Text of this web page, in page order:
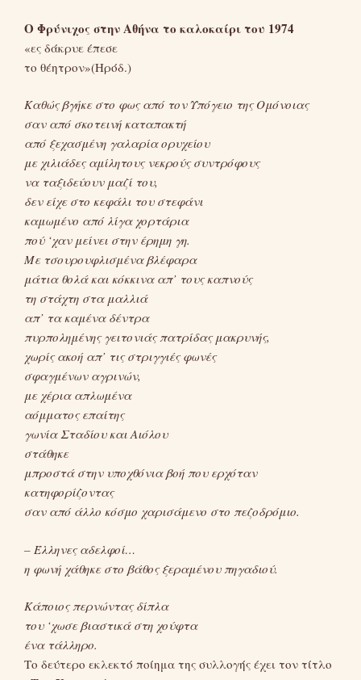
Ο Φρύνιχος στην Αθήνα το καλοκαίρι του 1974
«ες δάκρυε έπεσε
το θέητρον»(Ηρόδ.)
Καθώς βγήκε στο φως από τον Υπόγειο της Ομόνοιας
σαν από σκοτεινή καταπακτή
από ξεχασμένη γαλαρία ορυχείου
με χιλιάδες αμίλητους νεκρούς συντρόφους
να ταξιδεύουν μαζί του,
δεν είχε στο κεφάλι του στεφάνι
καμωμένο από λίγα χορτάρια
πού ‘χαν μείνει στην έρημη γη.
Με τσουρουφλισμένα βλέφαρα
μάτια θολά και κόκκινα απ’ τους καπνούς
τη στάχτη στα μαλλιά
απ’ τα καμένα δέντρα
πυρπολημένης γειτονιάς πατρίδας μακρυνής,
χωρίς ακοή απ’ τις στριγγιές φωνές
σφαγμένων αγρινών,
με χέρια απλωμένα
αόμματος επαίτης
γωνία Σταδίου και Αιόλου
στάθηκε
μπροστά στην υποχθόνια βοή που ερχόταν
κατηφορίζοντας
σαν από άλλο κόσμο χαρισάμενο στο πεζοδρόμιο.
– Έλληνες αδελφοί…
η φωνή χάθηκε στο βάθος ξεραμένου πηγαδιού.
Κάποιος περνώντας δίπλα
του ‘χωσε βιαστικά στη χούφτα
ένα τάλληρο.
Το δεύτερο εκλεκτό ποίημα της συλλογής έχει τον τίτλο